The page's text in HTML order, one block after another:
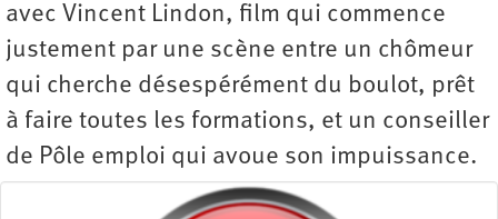
avec Vincent Lindon, film qui commence
justement par une scène entre un chômeur
qui cherche désespérément du boulot, prêt
à faire toutes les formations, et un conseiller
de Pôle emploi qui avoue son impuissance.